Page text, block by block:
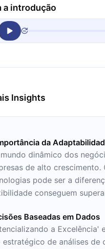
a introdução
Insights
da
dinâmico dos
de alto
pode ser a
conseguem
Baseadas em Dados
a Excelência'
estratégico de análises